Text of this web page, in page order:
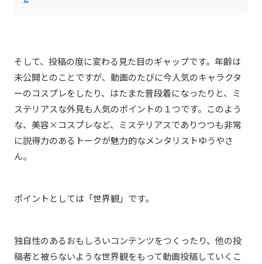
そして、投稿の度に変わる見た目のギャップです。年齢は
未公開とのことですが、動画のたびに今人気のキャラクタ
ーのコスプレをしたり、はたまた普段着になったりと、ミ
ステリアスな外見も人気のポイントの１つです。このよう
な、美容×コスプレなど、ミステリアスでありつつも非常
に説得力のあるトークが魅力的なメンタリストゆうやさ
ん。
ポイントとしては「世界観」です。
独自性のあるおもしろいコンテンツをつくったり、他の投
稿者と被らないような世界観をもって動画投稿していくこ